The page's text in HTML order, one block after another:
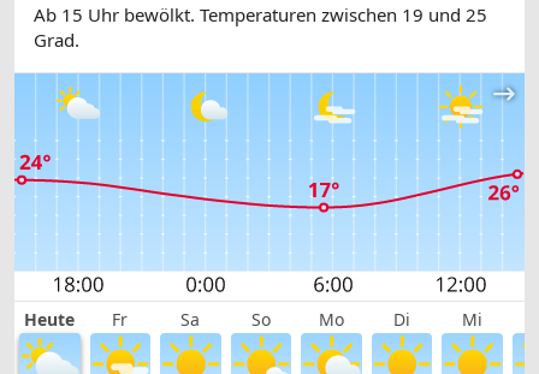
Ab 15 Uhr bewölkt. Temperaturen zwischen 19 und 25
Grad.
Heute Fr Sa So Mo Di Mi